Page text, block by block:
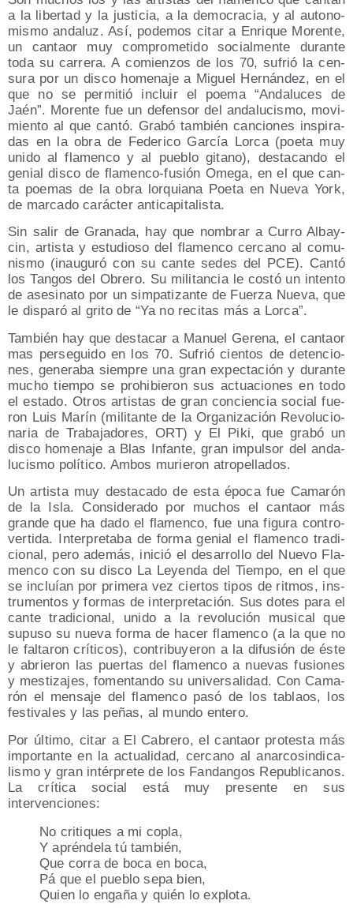
a la liber­tad y la jus­ti­cia, a la demo­cra­cia, y al auto­no­
mis­mo anda­luz. Así, pode­mos citar a Enri­que Moren­te,
un can­taor muy com­pro­me­ti­do social­men­te duran­te
toda su carre­ra. A comien­zos de los 70, sufrió la cen­
su­ra por un dis­co home­na­je a Miguel Her­nán­dez, en el
que no se per­mi­tió incluir el poe­ma “Anda­lu­ces de
Jaén”. Moren­te fue un defen­sor del anda­lu­cis­mo, movi­
mien­to al que can­tó. Gra­bó tam­bién can­cio­nes ins­pi­ra­
das en la obra de Fede­ri­co Gar­cía Lor­ca (poe­ta muy
uni­do al fla­men­co y al pue­blo gitano), des­ta­can­do el
genial dis­co de fla­men­co-fusión Ome­ga, en el que can­
ta poe­mas de la obra lor­quia­na Poe­ta en Nue­va York,
de mar­ca­do carác­ter anticapitalista.
Sin salir de Gra­na­da, hay que nom­brar a Curro Albay­
cin, artis­ta y estu­dio­so del fla­men­co cer­cano al comu­
nis­mo (inau­gu­ró con su can­te sedes del PCE). Can­tó
los Tan­gos del Obre­ro. Su mili­tan­cia le cos­tó un inten­to
de ase­si­na­to por un sim­pa­ti­zan­te de Fuer­za Nue­va, que
le dis­pa­ró al gri­to de “Ya no reci­tas más a Lorca”.
Tam­bién hay que des­ta­car a Manuel Gere­na, el can­taor
mas per­se­gui­do en los 70. Sufrió cien­tos de deten­cio­
nes, gene­ra­ba siem­pre una gran expec­ta­ción y duran­te
mucho tiem­po se prohi­bie­ron sus actua­cio­nes en todo
el esta­do. Otros artis­tas de gran con­cien­cia social fue­
ron Luis Marín (mili­tan­te de la Orga­ni­za­ción Revo­lu­cio­
na­ria de Tra­ba­ja­do­res, ORT) y El Piki, que gra­bó un
dis­co home­na­je a Blas Infan­te, gran impul­sor del anda­
lu­cis­mo polí­ti­co. Ambos murie­ron atropellados.
Un artis­ta muy des­ta­ca­do de esta épo­ca fue Cama­rón
de la Isla. Con­si­de­ra­do por muchos el can­taor más
gran­de que ha dado el fla­men­co, fue una figu­ra con­tro­
ver­ti­da. Inter­pre­ta­ba de for­ma genial el fla­men­co tra­di­
cio­nal, pero ade­más, ini­ció el desa­rro­llo del Nue­vo Fla­
men­co con su dis­co La Leyen­da del Tiem­po, en el que
se incluían por pri­me­ra vez cier­tos tipos de rit­mos, ins­
tru­men­tos y for­mas de inter­pre­ta­ción. Sus dotes para el
can­te tra­di­cio­nal, uni­do a la revo­lu­ción musi­cal que
supu­so su nue­va for­ma de hacer fla­men­co (a la que no
le fal­ta­ron crí­ti­cos), con­tri­bu­ye­ron a la difu­sión de éste
y abrie­ron las puer­tas del fla­men­co a nue­vas fusio­nes
y mes­ti­za­jes, fomen­tan­do su uni­ver­sa­li­dad. Con Cama­
rón el men­sa­je del fla­men­co pasó de los tablaos, los
fes­ti­va­les y las peñas, al mun­do entero.
Por últi­mo, citar a El Cabre­ro, el can­taor pro­tes­ta más
impor­tan­te en la actua­li­dad, cer­cano al anar­co­sin­di­ca­
lis­mo y gran intér­pre­te de los Fan­dan­gos Repu­bli­ca­nos.
La crí­ti­ca social está muy pre­sen­te en sus
intervenciones:
No cri­ti­ques a mi copla,
Y aprén­de­la tú también,
Que corra de boca en boca,
Pá que el pue­blo sepa bien,
Quien lo enga­ña y quién lo explota.